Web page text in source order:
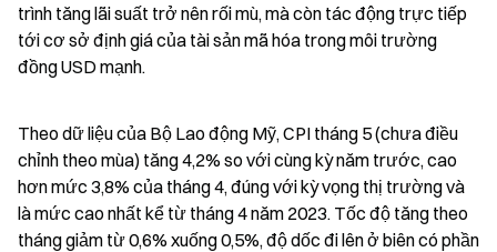
trình tăng lãi suất trở nên rối mù, mà còn tác động trực tiếp
tới cơ sở định giá của tài sản mã hóa trong môi trường
đồng USD mạnh.
Theo dữ liệu của Bộ Lao động Mỹ, CPI tháng 5 (chưa điều
chỉnh theo mùa) tăng 4,2% so với cùng kỳ năm trước, cao
hơn mức 3,8% của tháng 4, đúng với kỳ vọng thị trường và
là mức cao nhất kể từ tháng 4 năm 2023. Tốc độ tăng theo
tháng giảm từ 0,6% xuống 0,5%, độ dốc đi lên ở biên có phần